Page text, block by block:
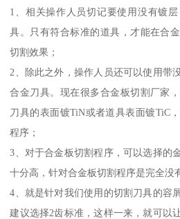
1、相关操作人员切记要使用没有镀
具。只有符合标准的道具，才能在合
切割效果；
2、除此之外，操作人员还可以使用带
合金刀具。现在很多合金板切割厂家
刀具的表面镀TiN或者道具表面镀TiC
程序；
3、对于合金板切割程序，可以选择的
十分高，针对合金板切割程序是完全没
4、就是针对我们使用的切割刀具的容
建议选择2齿标准，这样一来，就可以